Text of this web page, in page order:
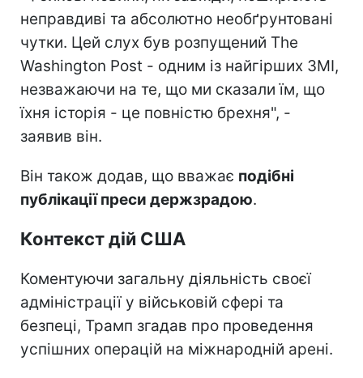
неправдиві та абсолютно необґрунтовані
чутки. Цей слух був розпущений The
Washington Post - одним із найгірших ЗМІ,
незважаючи на те, що ми сказали їм, що
їхня історія - це повністю брехня", -
заявив він.
Він також додав, що вважає подібні
публікації преси держзрадою.
Контекст дій США
Коментуючи загальну діяльність своєї
адміністрації у військовій сфері та
безпеці, Трамп згадав про проведення
успішних операцій на міжнародній арені.